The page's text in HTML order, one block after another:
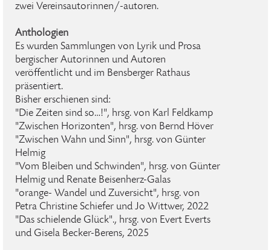
zwei Vereinsautorinnen/-autoren.
Anthologien
Es wurden Sammlungen von Lyrik und Prosa
bergischer Autorinnen und Autoren
veröffentlicht und im Bensberger Rathaus
präsentiert.
Bisher erschienen sind:
"Die Zeiten sind so…!", hrsg. von Karl Feldkamp
"Zwischen Horizonten", hrsg. von Bernd Höver
"Zwischen Wahn und Sinn", hrsg. von Günter
Helmig
"Vom Bleiben und Schwinden", hrsg. von Günter
Helmig und Renate Beisenherz-Galas
"orange- Wandel und Zuversicht", hrsg. von
Petra Christine Schiefer und Jo Wittwer, 2022
"Das schielende Glück"., hrsg. von Evert Everts
und Gisela Becker-Berens, 2025